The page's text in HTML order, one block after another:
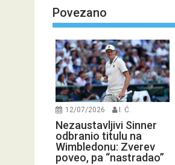
Povezano
12/07/2026 I. Ć.
Nezaustavljivi Sinner
odbranio titulu na
Wimbledonu: Zverev
poveo, pa “nastradao”